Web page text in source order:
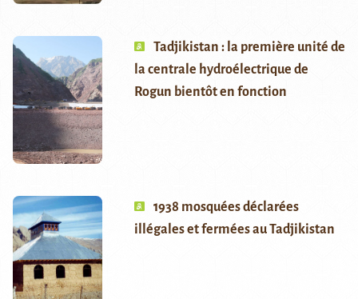
Tadjikistan : la première unité de
la centrale hydroélectrique de
Rogun bientôt en fonction
1938 mosquées déclarées
illégales et fermées au Tadjikistan